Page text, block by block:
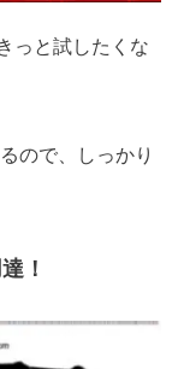
っと試したくな
ので、しっかり
！